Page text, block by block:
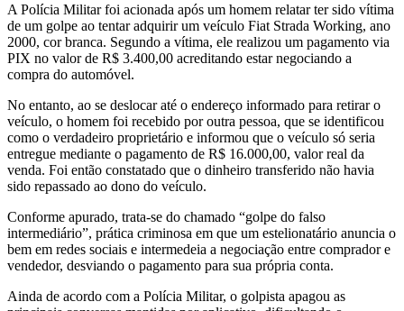
A Polícia Militar foi acionada após um homem relatar ter sido vítima
de um golpe ao tentar adquirir um veículo Fiat Strada Working, ano
2000, cor branca. Segundo a vítima, ele realizou um pagamento via
PIX no valor de R$ 3.400,00 acreditando estar negociando a
compra do automóvel.
No entanto, ao se deslocar até o endereço informado para retirar o
veículo, o homem foi recebido por outra pessoa, que se identificou
como o verdadeiro proprietário e informou que o veículo só seria
entregue mediante o pagamento de R$ 16.000,00, valor real da
venda. Foi então constatado que o dinheiro transferido não havia
sido repassado ao dono do veículo.
Conforme apurado, trata-se do chamado “golpe do falso
intermediário”, prática criminosa em que um estelionatário anuncia o
bem em redes sociais e intermedeia a negociação entre comprador e
vendedor, desviando o pagamento para sua própria conta.
Ainda de acordo com a Polícia Militar, o golpista apagou as